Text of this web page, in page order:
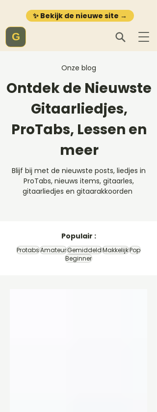
✨ Bekijk de nieuwe site →
G
Onze blog
Ontdek de Nieuwste
Gitaarliedjes,
ProTabs, Lessen en
meer
Blijf bij met de nieuwste posts, liedjes in
ProTabs, nieuws items, gitaarles,
gitaarliedjes en gitaarakkoorden
Populair :
ProtabsAmateurGemiddeldMakkelijkPop
Beginner